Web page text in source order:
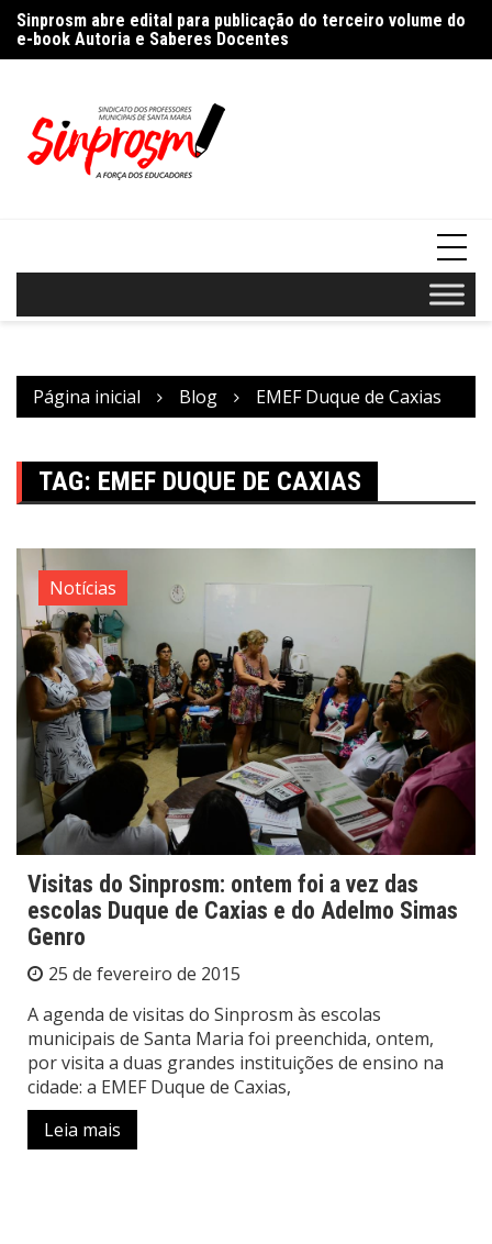
para
o
Sinprosm abre edital para publicação do terceiro volume do
e-book Autoria e Saberes Docentes
Página inicial Blog EMEF Duque de Caxias
TAG: EMEF DUQUE DE CAXIAS
Notícias
Visitas do Sinprosm: ontem foi a vez das
escolas Duque de Caxias e do Adelmo Simas
Genro
25 de fevereiro de 2015
A agenda de visitas do Sinprosm às escolas
municipais de Santa Maria foi preenchida, ontem,
por visita a duas grandes instituições de ensino na
cidade: a EMEF Duque de Caxias,
Leia mais